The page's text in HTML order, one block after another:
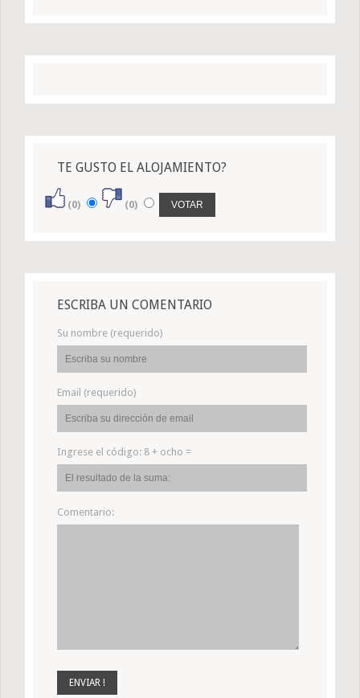
TE GUSTO EL ALOJAMIENTO?
(0) (0)
ESCRIBA UN COMENTARIO
Su nombre (requerido)
Email (requerido)
Ingrese el código: 8 + ocho =
Comentario: